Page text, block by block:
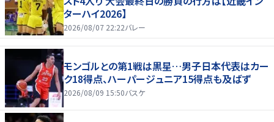
ターハイ2026】
2026/08/07 22:22バレー
モンゴルとの第1戦は黒星…男子日本代表はカー
ク18得点、ハーパージュニア15得点も及ばず
2026/08/09 15:50バスケ